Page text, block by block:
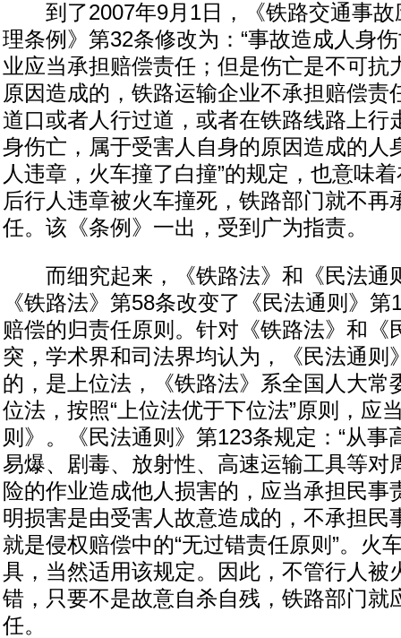
到了2007年9月1日，《铁路交通事故
理条例》第32条修改为：“事故造成人身
业应当承担赔偿责任；但是伤亡是不可抗
原因造成的，铁路运输企业不承担赔偿责
道口或者人行过道，或者在铁路线路上行
身伤亡，属于受害人自身的原因造成的人
人违章，火车撞了白撞”的规定，也意味
后行人违章被火车撞死，铁路部门就不再
任。该《条例》一出，受到广为指责。
而细究起来，《铁路法》和《民法通
《铁路法》第58条改变了《民法通则》
赔偿的归责任原则。针对《铁路法》和《
突，学术界和司法界均认为，《民法通则
的，是上位法，《铁路法》系全国人大常
位法，按照“上位法优于下位法”原则，应
则》。《民法通则》第123条规定：“从事
易爆、剧毒、放射性、高速运输工具等对
险的作业造成他人损害的，应当承担民事
明损害是由受害人故意造成的，不承担民
就是侵权赔偿中的“无过错责任原则”。火
具，当然适用该规定。因此，不管行人被
错，只要不是故意自杀自残，铁路部门就
任。